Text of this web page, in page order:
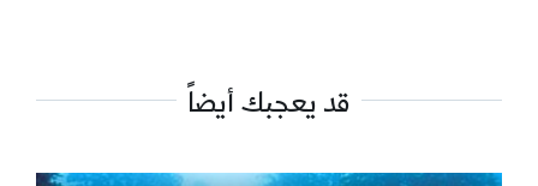
قد يعجبك أيضاً